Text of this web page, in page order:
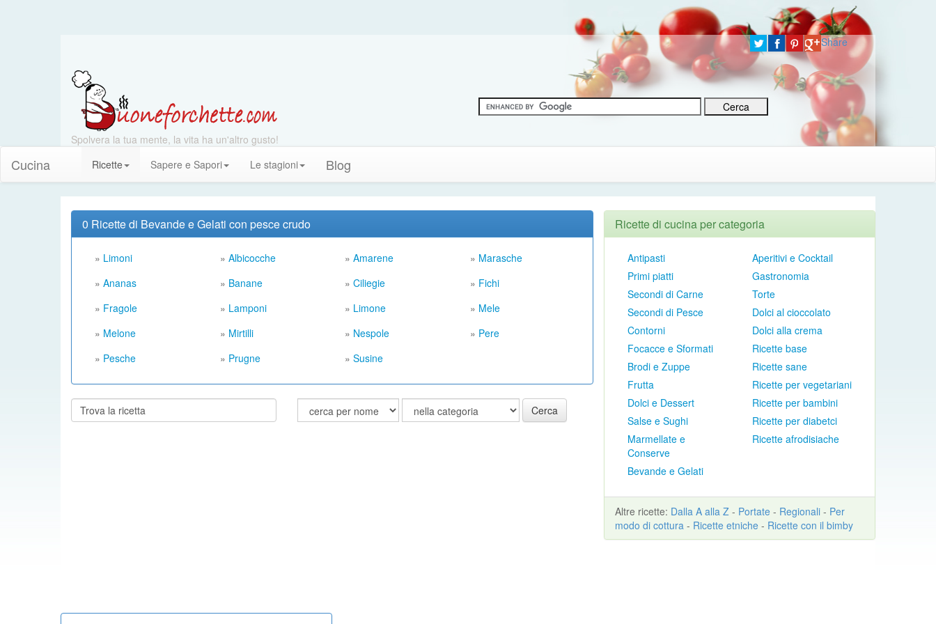
Share
Spolvera la tua mente, la vita ha un'altro gusto!
Cucina Ricette Sapere e Sapori Le stagioni Blog
0 Ricette di Bevande e Gelati con pesce crudo
» Limoni » Albicocche » Amarene » Marasche
» Ananas » Banane » Ciliegie » Fichi
» Fragole » Lamponi » Limone » Mele
» Melone » Mirtilli » Nespole » Pere
» Pesche » Prugne » Susine
Cerca Cerca
Ricette di cucina per categoria
Antipasti
Primi piatti
Secondi di Carne
Secondi di Pesce
Contorni
Focacce e Sformati
Brodi e Zuppe
Frutta
Dolci e Dessert
Salse e Sughi
Marmellate e
Conserve
Bevande e Gelati
Aperitivi e Cocktail
Gastronomia
Torte
Dolci al cioccolato
Dolci alla crema
Ricette base
Ricette sane
Ricette per vegetariani
Ricette per bambini
Ricette per diabetci
Ricette afrodisiache
Altre ricette: Dalla A alla Z - Portate - Regionali - Per
modo di cottura - Ricette etniche - Ricette con il bimby